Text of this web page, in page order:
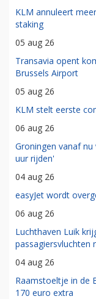
KLM annuleert
staking
05 aug 26
Transavia opent
Brussels Airport
05 aug 26
KLM stelt eerste
06 aug 26
Groningen vanaf
uur rijden'
04 aug 26
easyJet wordt
06 aug 26
Luchthaven Luik
passagiersvluchten
04 aug 26
Raamstoeltje in de
170 euro extra